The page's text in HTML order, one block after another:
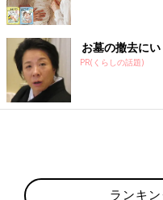
お墓の撤去に
PR(くらしの話題)
ランキ